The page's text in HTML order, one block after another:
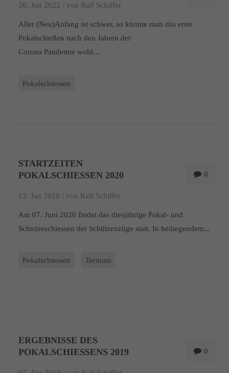
26. Jun 2022 / von Ralf Schiffer
Aller (Neu)Anfang ist schwer, so könnte man das erste
Pokalschießen nach den Jahren der
Corona Pandemie wohl....
Pokalschiessen
0
STARTZEITEN
POKALSCHIESSEN 2020
12. Jan 2020 / von Ralf Schiffer
Am 07. Juni 2020 findet das diesjährige Pokal- und
Schnüreschiessen der Schützenzüge statt. In beiliegendem...
Pokalschiessen Termine
0
ERGEBNISSE DES
POKALSCHIESSENS 2019